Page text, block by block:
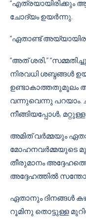
“എത്രയായിരിക്കും
ചോദ്യം ഉയർന്നു.
“ഏതാണ്ട്
“അത് ശരി,”
നിരവധി ശബ്ദങ്ങൾ
ഉണ്ടാകാത്തതുമൂലം
വന്നുവെന്നു പറയാം.
നീങ്ങിയപ്പോൾ,
അമിത് വർമ്മയും
മോഹനവർമ്മയുടെ
തീരുമാനം
അദ്ദേഹത്തിൽ
ഏതാനും ദിനങ്ങൾ
റൂമിനു തൊട്ടുള്ള